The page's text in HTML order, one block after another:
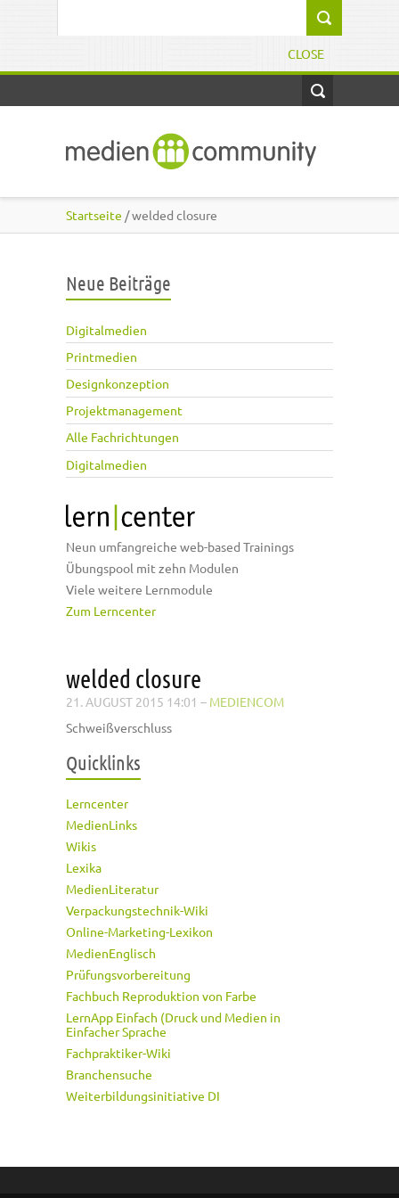
CLOSE
Startseite / welded closure
Neue Beiträge
Digitalmedien
Printmedien
Designkonzeption
Projektmanagement
Alle Fachrichtungen
Digitalmedien
Neun umfangreiche web-based Trainings
Übungspool mit zehn Modulen
Viele weitere Lernmodule
Zum Lerncenter
welded closure
21. AUGUST 2015 14:01 – MEDIENCOM
Schweißverschluss
Quicklinks
Lerncenter
MedienLinks
Wikis
Lexika
MedienLiteratur
Verpackungstechnik-Wiki
Online-Marketing-Lexikon
MedienEnglisch
Prüfungsvorbereitung
Fachbuch Reproduktion von Farbe
LernApp Einfach (Druck und Medien in
Einfacher Sprache
Fachpraktiker-Wiki
Branchensuche
Weiterbildungsinitiative DI